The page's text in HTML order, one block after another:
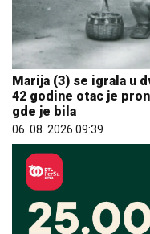
Marija (3) se igrala u
42 godine otac je
gde je bila
06. 08. 2026 09:39